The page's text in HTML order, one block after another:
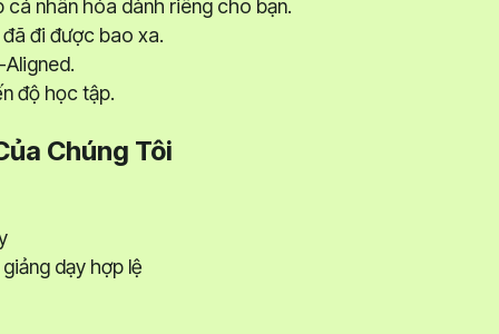
nhân hóa dành riêng cho bạn.
đi được bao xa.
độ học tập.
Chúng Tôi
dạy hợp lệ